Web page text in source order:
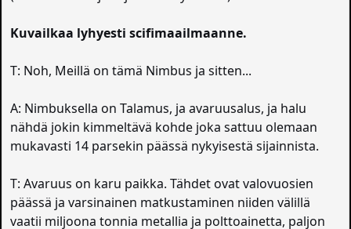
Kuvailkaa lyhyesti scifimaailmaanne.
T: Noh, Meillä on tämä Nimbus ja sitten...
A: Nimbuksella on Talamus, ja avaruusalus, ja halu
nähdä jokin kimmeltävä kohde joka sattuu olemaan
mukavasti 14 parsekin päässä nykyisestä sijainnista.
T: Avaruus on karu paikka. Tähdet ovat valovuosien
päässä ja varsinainen matkustaminen niiden välillä
vaatii miljoona tonnia metallia ja polttoainetta, paljon